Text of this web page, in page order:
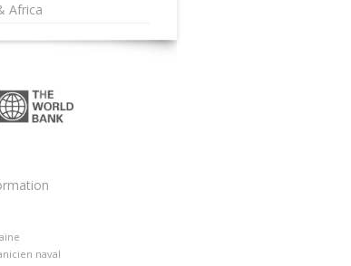
Africa
naval